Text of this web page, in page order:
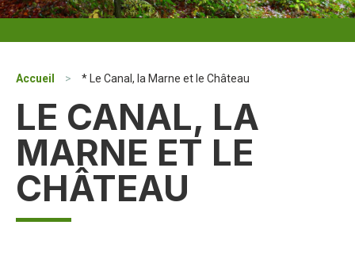
Accueil > * Le Canal, la Marne et le Château
LE CANAL, LA
MARNE ET LE
CHÂTEAU